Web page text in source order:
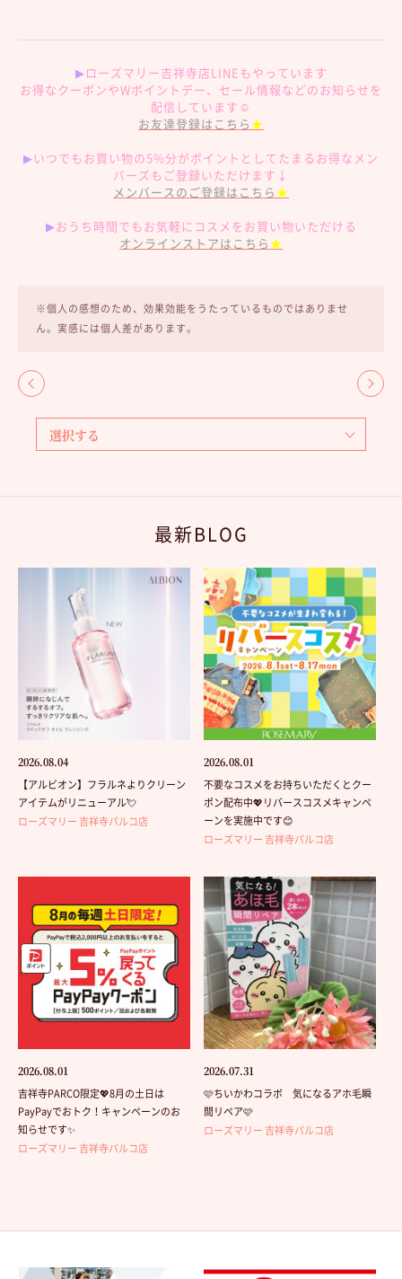
▶︎ローズマリー吉祥寺店LINEもやっています
お得なクーポンやWポイントデー、セール情報などのお知らせを
配信しています☺︎
お友達登録はこちら★
▶︎いつでもお買い物の5%分がポイントとしてたまるお得なメン
バーズもご登録いただけます↓
メンバースのご登録はこちら★
▶︎おうち時間でもお気軽にコスメをお買い物いただける
オンラインストアはこちら★
※個人の感想のため、効果効能をうたっているものではありませ
ん。実感には個人差があります。
最新BLOG
2026.08.04
【アルビオン】フラルネよりクリーン
アイテムがリニューアル💘
ローズマリー 吉祥寺パルコ店
2026.08.01
不要なコスメをお持ちいただくとクー
ポン配布中💖リバースコスメキャンペ
ーンを実施中です😊
ローズマリー 吉祥寺パルコ店
2026.08.01
吉祥寺PARCO限定💖8月の土日は
PayPayでおトク！キャンペーンのお
知らせです✨
ローズマリー 吉祥寺パルコ店
2026.07.31
🩷ちいかわコラボ 気になるアホ毛瞬
間リペア🩷
ローズマリー 吉祥寺パルコ店